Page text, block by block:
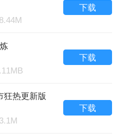
下载
下载
狂热更新版
下载